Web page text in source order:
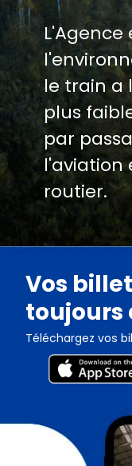
le train a
plus
par
l'aviation
routier.
Vos
toujours
Téléchargez vos